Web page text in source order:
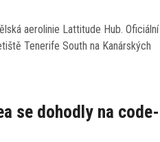
aerolinie Lattitude Hub. Oficiální
Tenerife South na Kanárských
se dohodly na code-